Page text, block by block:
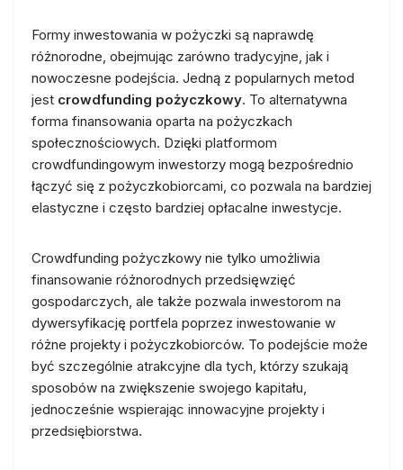
Formy inwestowania w pożyczki są naprawdę
różnorodne, obejmując zarówno tradycyjne, jak i
nowoczesne podejścia. Jedną z popularnych metod
jest crowdfunding pożyczkowy. To alternatywna
forma finansowania oparta na pożyczkach
społecznościowych. Dzięki platformom
crowdfundingowym inwestorzy mogą bezpośrednio
łączyć się z pożyczkobiorcami, co pozwala na bardziej
elastyczne i często bardziej opłacalne inwestycje.
Crowdfunding pożyczkowy nie tylko umożliwia
finansowanie różnorodnych przedsięwzięć
gospodarczych, ale także pozwala inwestorom na
dywersyfikację portfela poprzez inwestowanie w
różne projekty i pożyczkobiorców. To podejście może
być szczególnie atrakcyjne dla tych, którzy szukają
sposobów na zwiększenie swojego kapitału,
jednocześnie wspierając innowacyjne projekty i
przedsiębiorstwa.